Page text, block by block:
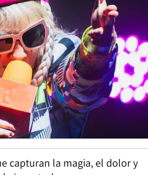
capturan la magia, el dolor y